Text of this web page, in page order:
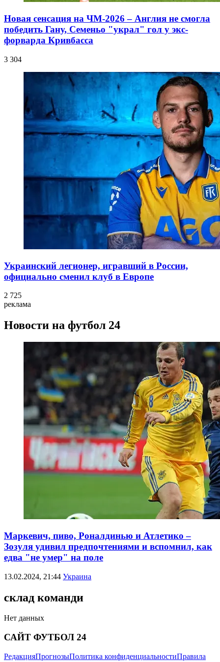
Новая сенсация на ЧМ-2026 – Англия не смогла
победить Гану, Семеньо "украл" гол у экс-
форварда Кривбасса
3 304
Украинский легионер, игравший в России,
официально сменил клуб в Европе
2 725
реклама
Новости на футбол 24
Маркевич, пиво, Роналдинью и Атлетико –
Зозуля удивил предпочтениями и вспомнил, как
едва "не умер" на поле
13.02.2024, 21:44 Украина
склад команди
Нет данных
САЙТ ФУТБОЛ 24
РедакцияПрогнозыПолитика конфиденциальностиПравила